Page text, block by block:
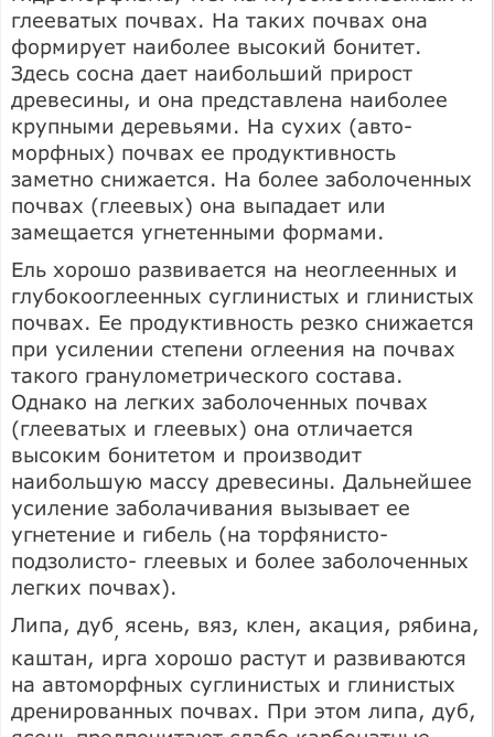
глееватых почвах. На таких почвах она
формирует наиболее высокий бонитет.
Здесь сосна дает наибольший прирост
древесины, и она представлена наиболее
крупными деревьями. На сухих (авто-
морфных) почвах ее продуктивность
заметно снижается. На более заболоченных
почвах (глеевых) она выпадает или
замещается угнетенными формами.
Ель хорошо развивается на неоглеенных и
глубокооглеенных суглинистых и глинистых
почвах. Ее продуктивность резко снижается
при усилении степени оглеения на почвах
такого гранулометрического состава.
Однако на легких заболоченных почвах
(глееватых и глеевых) она отличается
высоким бонитетом и производит
наибольшую массу древесины. Дальнейшее
усиление заболачивания вызывает ее
угнетение и гибель (на торфянисто-
подзолисто- глеевых и более заболоченных
легких почвах).
Липа, дуб ясень, вяз, клен, акация, рябина,
каштан, ирга хорошо растут и развиваются
на автоморфных суглинистых и глинистых
дренированных почвах. При этом липа, дуб,